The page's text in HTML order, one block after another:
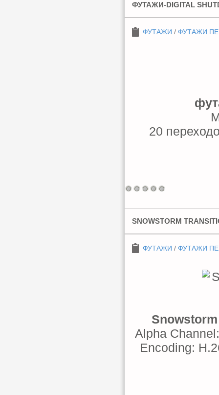
ФУТАЖИ-DIGITAL
ФУТАЖИ / ФУТАЖИ
20
SNOWSTORM
ФУТАЖИ / ФУТАЖИ
Alpha
Encoding: